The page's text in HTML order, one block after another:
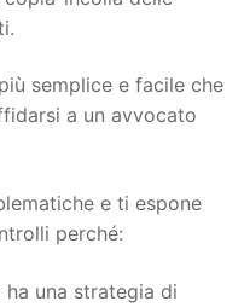
semplice e facile che
a un avvocato
e ti espone
perché:
una strategia di